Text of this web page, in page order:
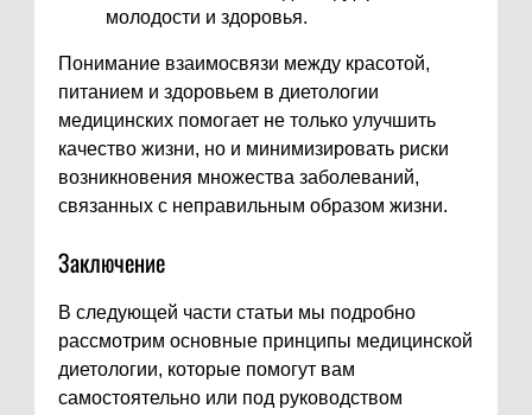
молодости и здоровья.
Понимание взаимосвязи между красотой,
питанием и здоровьем в диетологии
медицинских помогает не только улучшить
качество жизни, но и минимизировать риски
возникновения множества заболеваний,
связанных с неправильным образом жизни.
Заключение
В следующей части статьи мы подробно
рассмотрим основные принципы медицинской
диетологии, которые помогут вам
самостоятельно или под руководством